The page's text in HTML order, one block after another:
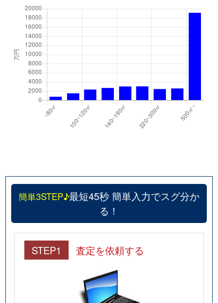
簡単3STEP♪最短45秒 簡単入力でスグ分か
る！
STEP1 査定を依頼する